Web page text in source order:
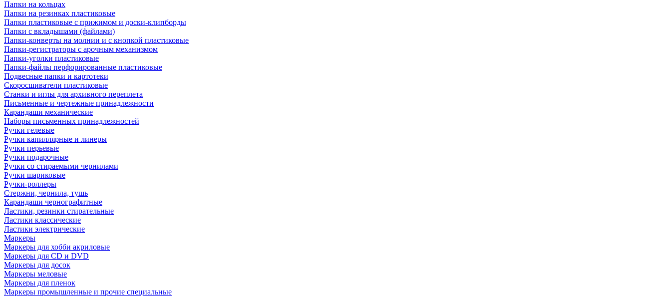
Папки на кольцах
Папки на резинках пластиковые
Папки пластиковые с прижимом и доски-клипборды
Папки с вкладышами (файлами)
Папки-конверты на молнии и с кнопкой пластиковые
Папки-регистраторы с арочным механизмом
Папки-уголки пластиковые
Папки-файлы перфорированные пластиковые
Подвесные папки и картотеки
Скоросшиватели пластиковые
Станки и иглы для архивного переплета
Письменные и чертежные принадлежности
Карандаши механические
Наборы письменных принадлежностей
Ручки гелевые
Ручки капиллярные и линеры
Ручки перьевые
Ручки подарочные
Ручки со стираемыми чернилами
Ручки шариковые
Ручки-роллеры
Стержни, чернила, тушь
Карандаши чернографитные
Ластики, резинки стирательные
Ластики классические
Ластики электрические
Маркеры
Маркеры для хобби акриловые
Маркеры для CD и DVD
Маркеры для досок
Маркеры меловые
Маркеры для пленок
Маркеры промышленные и прочие специальные